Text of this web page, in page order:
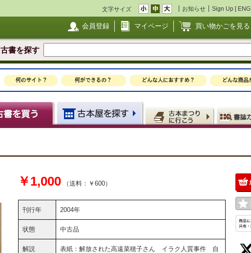
文字サイズ お知らせ Sign Up [ ENG
会員登録 マイページ 買い物かごを見る
古書を探す
￥1,000 （送料：￥600）
刊行年 2004年
状態 中古品
解説
表紙：解放された高遠菜穂子さん イラク人質事件 自